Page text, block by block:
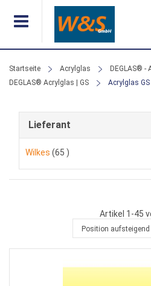
Startseite Acrylglas
DEGLAS® -
DEGLAS® Acrylglas | GS
Acrylglas GS
Artikel 1 -45
Position aufsteigend
Lieferant
Wilkes 65 Artikel